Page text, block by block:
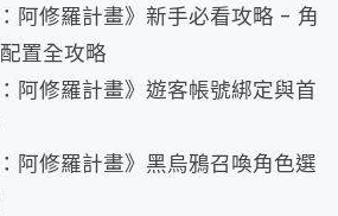
阿修羅計畫》新手必看攻略 - 角
置全攻略
阿修羅計畫》遊客帳號綁定與首
阿修羅計畫》黑烏鴉召喚角色選